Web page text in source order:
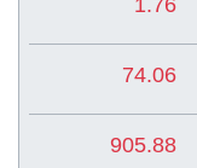
74.06
905.88